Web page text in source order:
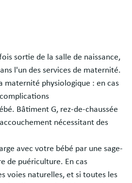
sortie de la salle de naissance,
l'un des services de maternité.
maternité physiologique : en cas
Bâtiment G, rez-de-chaussée
nécessitant des
avec votre bébé par une sage-
de puériculture. En cas
voies naturelles, et si toutes les